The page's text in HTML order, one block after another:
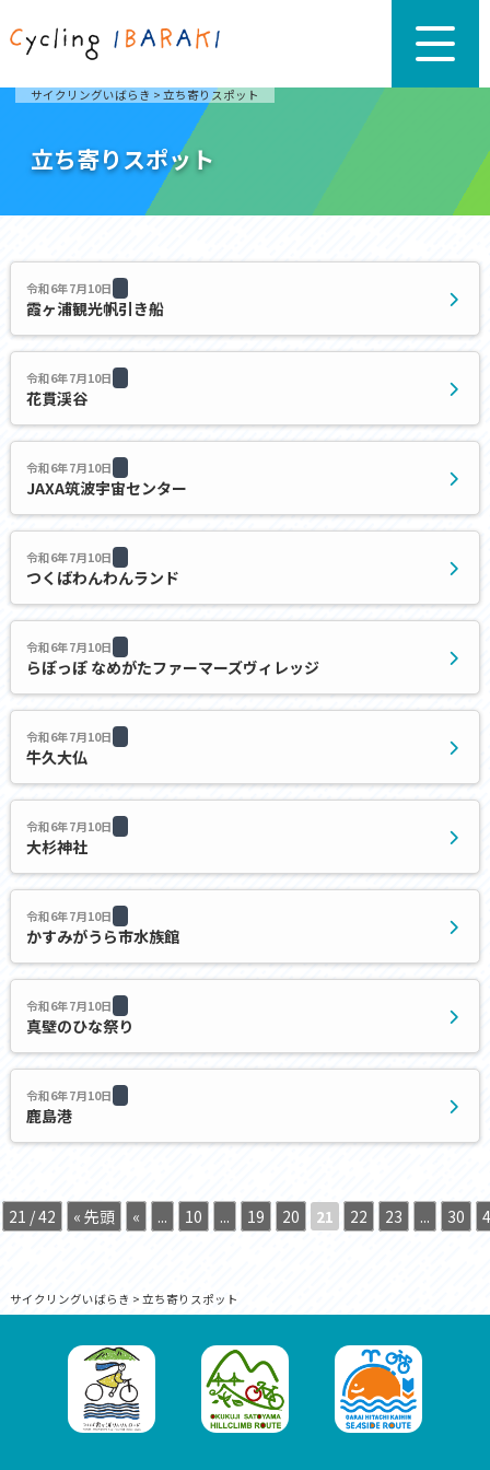
サイクリングいばらき > 立ち寄りスポット
立ち寄りスポット
令和6年7月10日
霞ヶ浦観光帆引き船
令和6年7月10日
花貫渓谷
令和6年7月10日
JAXA筑波宇宙センター
令和6年7月10日
つくばわんわんランド
令和6年7月10日
らぽっぽ なめがたファーマーズヴィレッジ
令和6年7月10日
牛久大仏
令和6年7月10日
大杉神社
令和6年7月10日
かすみがうら市水族館
令和6年7月10日
真壁のひな祭り
令和6年7月10日
鹿島港
21 / 42 « 先頭 « ... 10 ... 19 20 21 22 23 ... 30
サイクリングいばらき > 立ち寄りスポット